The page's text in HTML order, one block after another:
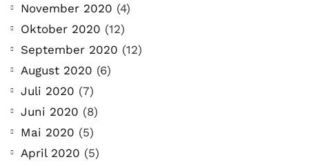
November 2020 (4)
Oktober 2020 (12)
September 2020 (12)
August 2020 (6)
Juli 2020 (7)
Juni 2020 (8)
Mai 2020 (5)
April 2020 (5)